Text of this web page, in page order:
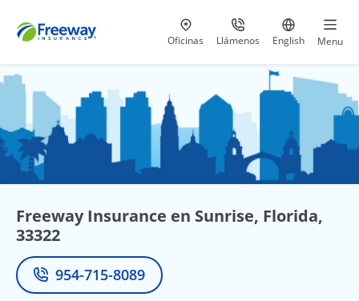
Visita nuestras
Oficinas Llámenos
al 800-441-5533
Ir al sitio
English Menu
Freeway Insurance en Sunrise, Florida,
33322
Teléfono
954-715-8089